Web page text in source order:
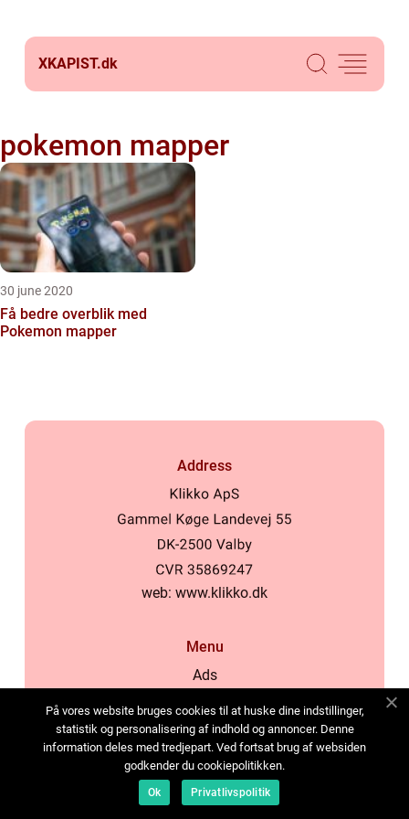
XKAPIST.dk
pokemon mapper
30 june 2020
Få bedre overblik med
Pokemon mapper
Address
web: www.klikko.dk
Menu
Ads
Cookies
Contact
Sitemap
På vores website bruges cookies til at huske dine indstillinger,
statistik og personalisering af indhold og annoncer. Denne
information deles med tredjepart. Ved fortsat brug af websiden
godkender du cookiepolitikken.
Ok Privatlivspolitik